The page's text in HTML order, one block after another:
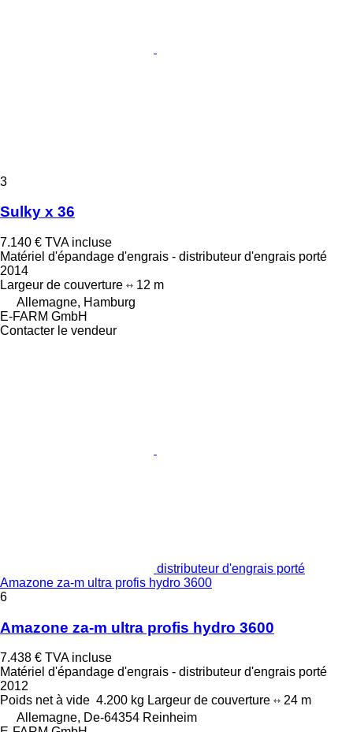
3
Sulky x 36
7.140 € TVA incluse
Matériel d'épandage d'engrais - distributeur d'engrais porté
2014
Largeur de couverture
12 m
Allemagne, Hamburg
E-FARM GmbH
Contacter le vendeur
distributeur d'engrais porté
Amazone za-m ultra profis hydro 3600
6
Amazone za-m ultra profis hydro 3600
7.438 € TVA incluse
Matériel d'épandage d'engrais - distributeur d'engrais porté
2012
Poids net à vide 4.200 kg Largeur de couverture
24 m
Allemagne, De-64354 Reinheim